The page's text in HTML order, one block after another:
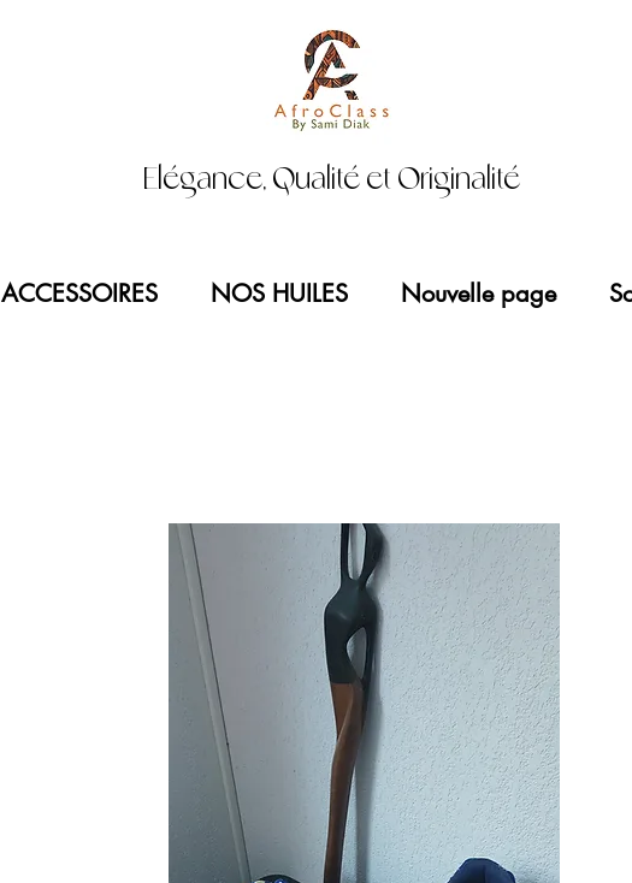
Elégance, Qualité et Originalité
ACCESSOIRES NOS HUILES Nouvelle page